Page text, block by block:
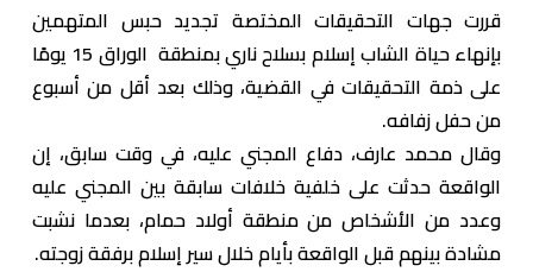
قررت جهات التحقيقات المختصة تجديد حبس المتهمين
بإنهاء حياة الشاب إسلام بسلاح ناري بمنطقة الوراق 15 يومًا
على ذمة التحقيقات في القضية، وذلك بعد أقل من أسبوع
من حفل زفافه.
وقال محمد عارف، دفاع المجني عليه، في وقت سابق، إن
الواقعة حدثت على خلفية خلافات سابقة بين المجني عليه
وعدد من الأشخاص من منطقة أولاد حمام، بعدما نشبت
مشادة بينهم قبل الواقعة بأيام خلال سير إسلام برفقة زوجته.